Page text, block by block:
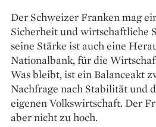
Der Schweizer Franken mag
Sicherheit und wirtschaftliche
seine Stärke ist auch eine
Nationalbank, für die
Was bleibt, ist ein Balanceakt
Nachfrage nach Stabilität und
eigenen Volkswirtschaft. Der
aber nicht zu hoch.